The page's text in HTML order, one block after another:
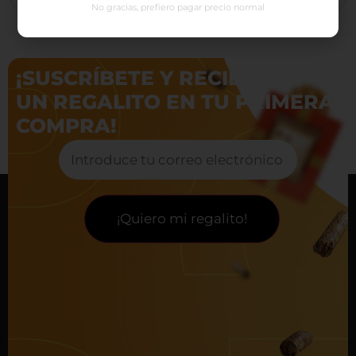
¡SUSCRÍBETE Y RECIBE
UN REGALITO EN TU PRIMERA
COMPRA!
No gracias, prefiero pagar precio normal